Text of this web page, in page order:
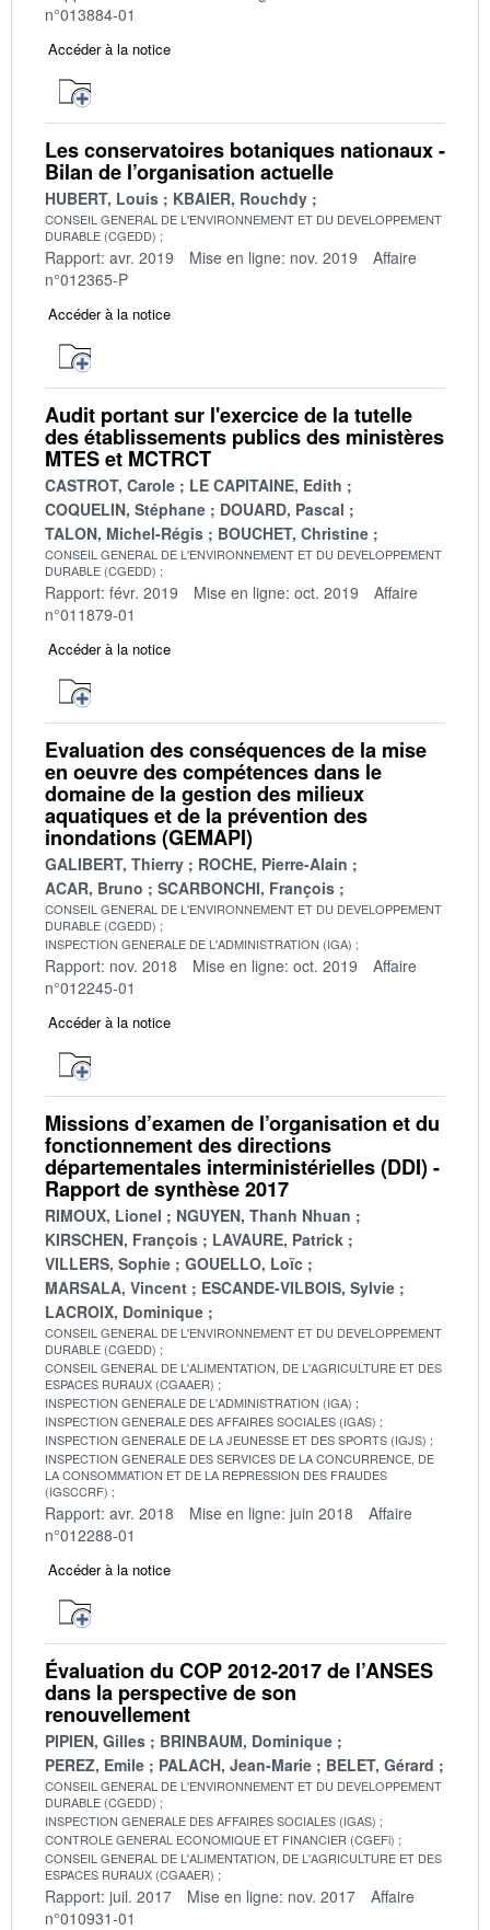
n°013884-01
Accéder à la notice
Les conservatoires botaniques nationaux -
Bilan de l’organisation actuelle
HUBERT, Louis KBAIER, Rouchdy
CONSEIL GENERAL DE L'ENVIRONNEMENT ET DU DEVELOPPEMENT
DURABLE (CGEDD)
Rapport: avr. 2019 Mise en ligne: nov. 2019
Affaire
n°012365-P
Accéder à la notice
Audit portant sur l'exercice de la tutelle
des établissements publics des ministères
MTES et MCTRCT
CASTROT, Carole
LE CAPITAINE, Edith
COQUELIN, Stéphane
DOUARD, Pascal
TALON, Michel-Régis
BOUCHET, Christine
CONSEIL GENERAL DE L'ENVIRONNEMENT ET DU DEVELOPPEMENT
DURABLE (CGEDD)
Rapport: févr. 2019 Mise en ligne: oct. 2019
Affaire
n°011879-01
Accéder à la notice
Evaluation des conséquences de la mise
en oeuvre des compétences dans le
domaine de la gestion des milieux
aquatiques et de la prévention des
inondations (GEMAPI)
GALIBERT, Thierry
ROCHE, Pierre-Alain
ACAR, Bruno
SCARBONCHI, François
CONSEIL GENERAL DE L'ENVIRONNEMENT ET DU DEVELOPPEMENT
DURABLE (CGEDD)
INSPECTION GENERALE DE L'ADMINISTRATION (IGA)
Rapport: nov. 2018 Mise en ligne: oct. 2019
Affaire
n°012245-01
Accéder à la notice
Missions d’examen de l’organisation et du
fonctionnement des directions
départementales interministérielles (DDI) -
Rapport de synthèse 2017
RIMOUX, Lionel
NGUYEN, Thanh Nhuan
KIRSCHEN, François
LAVAURE, Patrick
VILLERS, Sophie
GOUELLO, Loïc
MARSALA, Vincent
ESCANDE-VILBOIS, Sylvie
LACROIX, Dominique
CONSEIL GENERAL DE L'ENVIRONNEMENT ET DU DEVELOPPEMENT
DURABLE (CGEDD)
CONSEIL GENERAL DE L'ALIMENTATION, DE L'AGRICULTURE ET DES
ESPACES RURAUX (CGAAER)
INSPECTION GENERALE DE L'ADMINISTRATION (IGA)
INSPECTION GENERALE DES AFFAIRES SOCIALES (IGAS)
INSPECTION GENERALE DE LA JEUNESSE ET DES SPORTS (IGJS)
INSPECTION GENERALE DES SERVICES DE LA CONCURRENCE, DE
LA CONSOMMATION ET DE LA REPRESSION DES FRAUDES
(IGSCCRF)
Rapport: avr. 2018 Mise en ligne: juin 2018
Affaire
n°012288-01
Accéder à la notice
Évaluation du COP 2012-2017 de l’ANSES
dans la perspective de son
renouvellement
PIPIEN, Gilles
BRINBAUM, Dominique
PEREZ, Emile
PALACH, Jean-Marie BELET, Gérard
CONSEIL GENERAL DE L'ENVIRONNEMENT ET DU DEVELOPPEMENT
DURABLE (CGEDD)
INSPECTION GENERALE DES AFFAIRES SOCIALES (IGAS)
CONTROLE GENERAL ECONOMIQUE ET FINANCIER (CGEFi)
CONSEIL GENERAL DE L'ALIMENTATION, DE L'AGRICULTURE ET DES
ESPACES RURAUX (CGAAER)
Rapport: juil. 2017 Mise en ligne: nov. 2017
Affaire
n°010931-01